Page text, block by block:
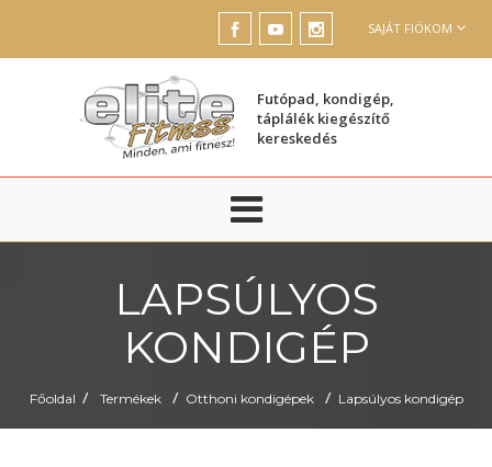
SAJÁT FIÓKOM
Futópad, kondigép,
táplálék kiegészítő
kereskedés
LAPSÚLYOS
KONDIGÉP
Főoldal / Termékek / Otthoni kondigépek / Lapsúlyos kondigép